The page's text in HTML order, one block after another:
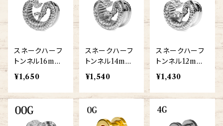
スネークハーフ
トンネル16mm
(SCHT021-16
m-SS)
¥1,650
スネークハーフ
トンネル14mm
(SCHT021-14
m-SS)
¥1,540
スネークハーフ
トンネル12mm
(SCHT021-12
m-SS)
¥1,430